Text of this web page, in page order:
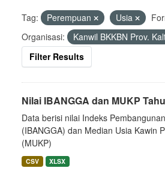
Tag: Perempuan Usia
Organisasi:
Kanwil BKKBN Prov.
Filter Results
Nilai IBANGGA dan MUKP
Data berisi nilai Indeks
(IBANGGA) dan Median Usia Kawin
(MUKP)
CSV XLSX